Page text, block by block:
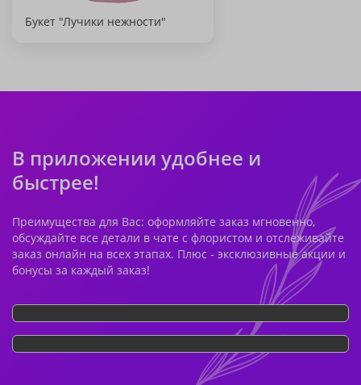
Букет "Лучики нежности"
В приложении удобнее и
быстрее!
Преимущества для Вас: оформляйте заказ мгновенно,
обсуждайте все детали в чате с флористом и отслеживайте
заказ онлайн на всех этапах. Плюс - эксклюзивные акции и
бонусы за каждый заказ!